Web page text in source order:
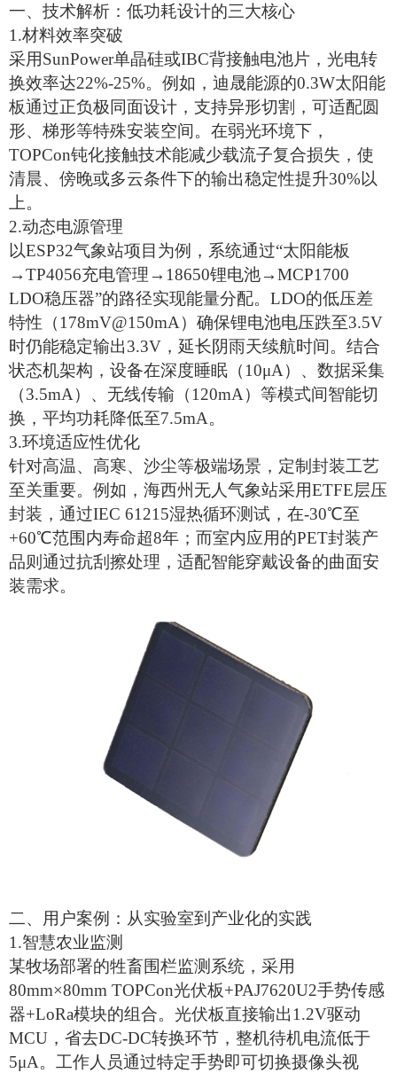
一、 技术解析：低功耗设计的三大核心
1.‌材料效率突破‌
采用SunPower单晶硅或IBC背接触电池片，光电转
换效率达22%-25%。例如，迪晟能源的0.3W太阳能
板通过正负极同面设计，支持异形切割，可适配圆
形、梯形等特殊安装空间。在弱光环境下，
TOPCon钝化接触技术能减少载流子复合损失，使
清晨、傍晚或多云条件下的输出稳定性提升30%以
上。
2.‌动态电源管理‌
以ESP32气象站项目为例，系统通过“太阳能板
→TP4056充电管理→18650锂电池→MCP1700
LDO稳压器”的路径实现能量分配。LDO的低压差
特性（178mV@150mA）确保锂电池电压跌至3.5V
时仍能稳定输出3.3V，延长阴雨天续航时间。结合
状态机架构，设备在深度睡眠（10μA）、数据采集
（3.5mA）、无线传输（120mA）等模式间智能切
换，平均功耗降低至7.5mA。
3.‌环境适应性优化‌
针对高温、高寒、沙尘等极端场景，定制封装工艺
至关重要。例如，海西州无人气象站采用ETFE层压
封装，通过IEC 61215湿热循环测试，在-30℃至
+60℃范围内寿命超8年；而室内应用的PET封装产
品则通过抗刮擦处理，适配智能穿戴设备的曲面安
装需求。
二、 用户案例：从实验室到产业化的实践
1.‌智慧农业监测‌
某牧场部署的牲畜围栏监测系统，采用
80mm×80mm TOPCon光伏板+PAJ7620U2手势传感
器+LoRa模块的组合。光伏板直接输出1.2V驱动
MCU，省去DC-DC转换环节，整机待机电流低于
5μA。工作人员通过特定手势即可切换摄像头视